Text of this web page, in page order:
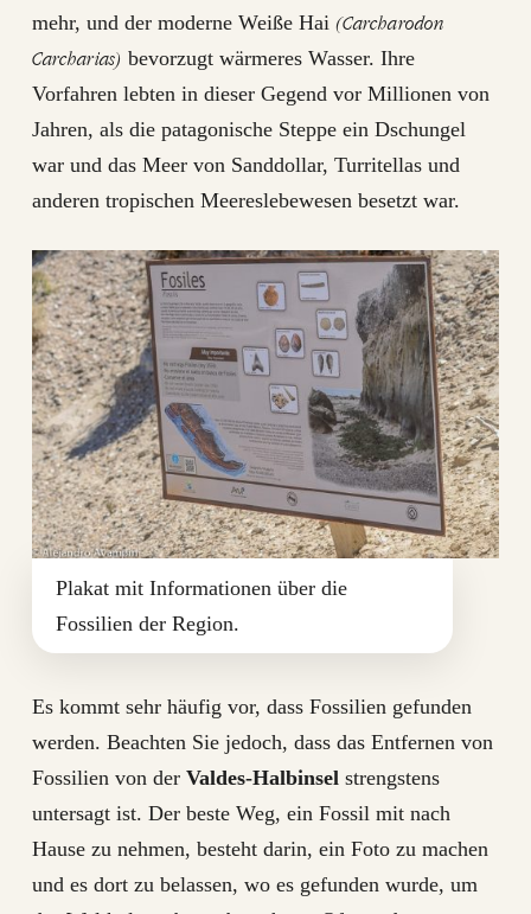
mehr, und der moderne Weiße Hai (Carcharodon
Carcharias) bevorzugt wärmeres Wasser. Ihre
Vorfahren lebten in dieser Gegend vor Millionen von
Jahren, als die patagonische Steppe ein Dschungel
war und das Meer von Sanddollar, Turritellas und
anderen tropischen Meereslebewesen besetzt war.
Plakat mit Informationen über die
Fossilien der Region.
Es kommt sehr häufig vor, dass Fossilien gefunden
werden. Beachten Sie jedoch, dass das Entfernen von
Fossilien von der Valdes-Halbinsel strengstens
untersagt ist. Der beste Weg, ein Fossil mit nach
Hause zu nehmen, besteht darin, ein Foto zu machen
und es dort zu belassen, wo es gefunden wurde, um